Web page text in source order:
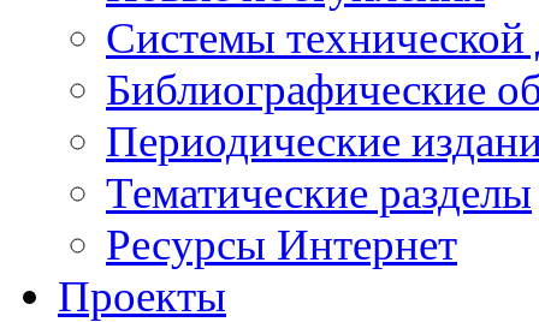
Cистемы
Библиографические
Периодические
Тематические разделы
Ресурсы Интернет
Проекты